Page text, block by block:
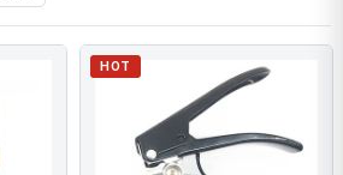
HOT